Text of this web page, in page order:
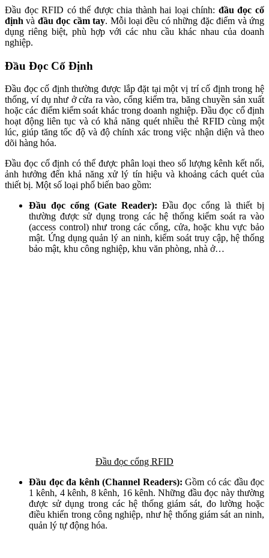
Đầu đọc RFID có thể được chia thành hai loại chính: đầu đọc cố
định và đầu đọc cầm tay. Mỗi loại đều có những đặc điểm và ứng
dụng riêng biệt, phù hợp với các nhu cầu khác nhau của doanh
nghiệp.
Đầu Đọc Cố Định
Đầu đọc cố định thường được lắp đặt tại một vị trí cố định trong hệ
thống, ví dụ như ở cửa ra vào, cổng kiểm tra, băng chuyền sản xuất
hoặc các điểm kiểm soát khác trong doanh nghiệp. Đầu đọc cố định
hoạt động liên tục và có khả năng quét nhiều thẻ RFID cùng một
lúc, giúp tăng tốc độ và độ chính xác trong việc nhận diện và theo
dõi hàng hóa.
Đầu đọc cố định có thể được phân loại theo số lượng kênh kết nối,
ảnh hưởng đến khả năng xử lý tín hiệu và khoảng cách quét của
thiết bị. Một số loại phổ biến bao gồm:
Đầu đọc cổng (Gate Reader): Đầu đọc cổng là thiết bị
thường được sử dụng trong các hệ thống kiểm soát ra vào
(access control) như trong các cổng, cửa, hoặc khu vực bảo
mật. Ứng dụng quản lý an ninh, kiểm soát truy cập, hệ thống
bảo mật, khu công nghiệp, khu văn phòng, nhà ở…
Đầu đọc cổng RFID
Đầu đọc đa kênh (Channel Readers): Gồm có các đầu đọc
1 kênh, 4 kênh, 8 kênh, 16 kênh. Những đầu đọc này thường
được sử dụng trong các hệ thống giám sát, đo lường hoặc
điều khiển trong công nghiệp, như hệ thống giám sát an ninh,
quản lý tự động hóa.